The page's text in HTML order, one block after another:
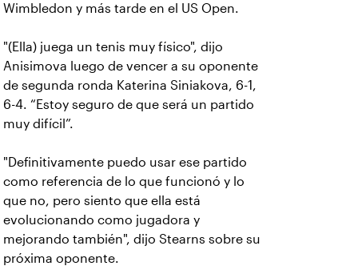
Wimbledon y más tarde en el US Open.
"(Ella) juega un tenis muy físico", dijo
Anisimova luego de vencer a su oponente
de segunda ronda Katerina Siniakova, 6-1,
6-4. “Estoy seguro de que será un partido
muy difícil”.
"Definitivamente puedo usar ese partido
como referencia de lo que funcionó y lo
que no, pero siento que ella está
evolucionando como jugadora y
mejorando también", dijo Stearns sobre su
próxima oponente.